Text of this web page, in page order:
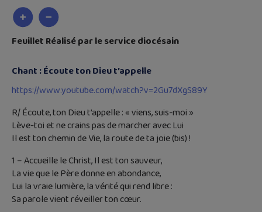
Feuillet Réalisé par le service diocésain
Chant : Écoute ton Dieu t’appelle
https://www.youtube.com/watch?v=2Gu7dXgS89Y
R/ Écoute, ton Dieu t’appelle : « viens, suis-moi »
Lève-toi et ne crains pas de marcher avec Lui
Il est ton chemin de Vie, la route de ta joie (bis) !
1 – Accueille le Christ, Il est ton sauveur,
La vie que le Père donne en abondance,
Lui la vraie lumière, la vérité qui rend libre :
Sa parole vient réveiller ton cœur.